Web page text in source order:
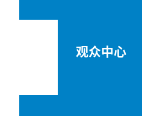
观众中心